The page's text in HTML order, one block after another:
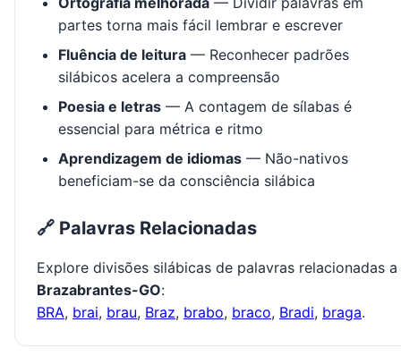
partes torna mais fácil lembrar e escrever
Fluência de leitura — Reconhecer padrões
silábicos acelera a compreensão
Poesia e letras — A contagem de sílabas é
essencial para métrica e ritmo
Aprendizagem de idiomas — Não-nativos
beneficiam-se da consciência silábica
🔗 Palavras Relacionadas
Explore divisões silábicas de palavras relacionadas a
Brazabrantes-GO:
BRA, brai, brau, Braz, brabo, braco, Bradi, braga.